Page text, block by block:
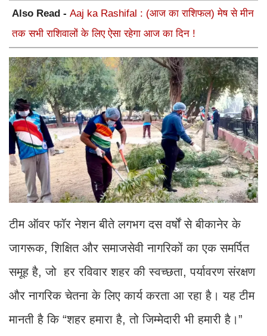
Also Read - Aaj ka Rashifal : (आज का राशिफल) मेष से मीन
तक सभी राशिवालों के लिए ऐसा रहेगा आज का दिन !
टीम ऑवर फॉर नेशन बीते लगभग दस वर्षों से बीकानेर के
जागरूक, शिक्षित और समाजसेवी नागरिकों का एक समर्पित
समूह है, जो हर रविवार शहर की स्वच्छता, पर्यावरण संरक्षण
और नागरिक चेतना के लिए कार्य करता आ रहा है। यह टीम
मानती है कि “शहर हमारा है, तो जिम्मेदारी भी हमारी है।”